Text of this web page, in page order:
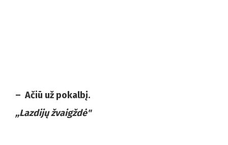
– Ačiū už pokalbį.
,,Lazdijų žvaigždė"